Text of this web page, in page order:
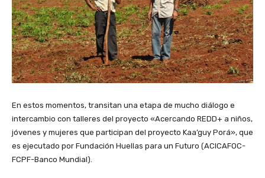
En estos momentos, transitan una etapa de mucho diálogo e
intercambio con talleres del proyecto «Acercando REDD+ a niños,
jóvenes y mujeres que participan del proyecto Kaa’guy Porá», que
es ejecutado por Fundación Huellas para un Futuro (ACICAFOC-
FCPF-Banco Mundial).